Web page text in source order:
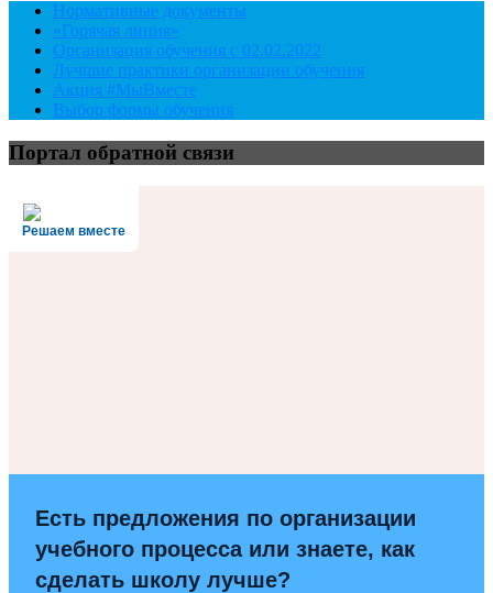
Нормативные документы
«Горячая линия»
Организация обучения с 02.02.2022
Лучшие практики организации обучения
Акция #МыВместе
Выбор формы обучения
Портал обратной связи
Решаем вместе
Есть предложения по организации
учебного процесса или знаете, как
сделать школу лучше?